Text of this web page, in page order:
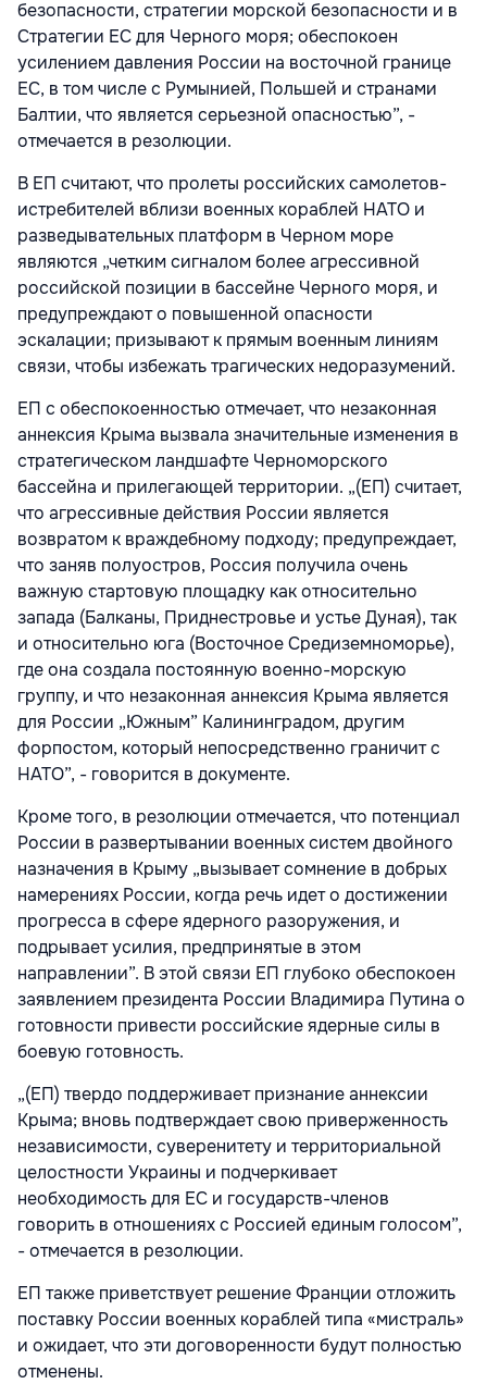
безопасности, стратегии морской безопасности и в
Стратегии ЕС для Черного моря; обеспокоен
усилением давления России на восточной границе
ЕС, в том числе с Румынией, Польшей и странами
Балтии, что является серьезной опасностью”, -
отмечается в резолюции.
В ЕП считают, что пролеты российских самолетов-
истребителей вблизи военных кораблей НАТО и
разведывательных платформ в Черном море
являются „четким сигналом более агрессивной
российской позиции в бассейне Черного моря, и
предупреждают о повышенной опасности
эскалации; призывают к прямым военным линиям
связи, чтобы избежать трагических недоразумений.
ЕП с обеспокоенностью отмечает, что незаконная
аннексия Крыма вызвала значительные изменения в
стратегическом ландшафте Черноморского
бассейна и прилегающей территории. „(ЕП) считает,
что агрессивные действия России является
возвратом к враждебному подходу; предупреждает,
что заняв полуостров, Россия получила очень
важную стартовую площадку как относительно
запада (Балканы, Приднестровье и устье Дуная), так
и относительно юга (Восточное Средиземноморье),
где она создала постоянную военно-морскую
группу, и что незаконная аннексия Крыма является
для России „Южным” Калининградом, другим
форпостом, который непосредственно граничит с
НАТО”, - говорится в документе.
Кроме того, в резолюции отмечается, что потенциал
России в развертывании военных систем двойного
назначения в Крыму „вызывает сомнение в добрых
намерениях России, когда речь идет о достижении
прогресса в сфере ядерного разоружения, и
подрывает усилия, предпринятые в этом
направлении”. В этой связи ЕП глубоко обеспокоен
заявлением президента России Владимира Путина о
готовности привести российские ядерные силы в
боевую готовность.
„(ЕП) твердо поддерживает признание аннексии
Крыма; вновь подтверждает свою приверженность
независимости, суверенитету и территориальной
целостности Украины и подчеркивает
необходимость для ЕС и государств-членов
говорить в отношениях с Россией единым голосом”,
- отмечается в резолюции.
ЕП также приветствует решение Франции отложить
поставку России военных кораблей типа «мистраль»
и ожидает, что эти договоренности будут полностью
отменены.